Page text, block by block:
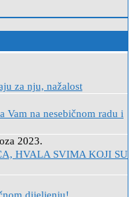
za nju, nažalost
Vam na nesebičnom radu i
2023.
HVALA SVIMA KOJI SU